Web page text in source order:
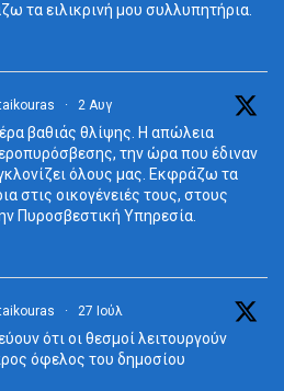
τα ειλικρινή μου συλλυπητήρια.
· 2 Αυγ
βαθιάς θλίψης. Η απώλεια
την ώρα που έδιναν
όλους μας. Εκφράζω τα
στις οικογένειές τους, στους
Πυροσβεστική Υπηρεσία.
· 27 Ιούλ
ότι οι θεσμοί λειτουργούν
όφελος του δημοσίου